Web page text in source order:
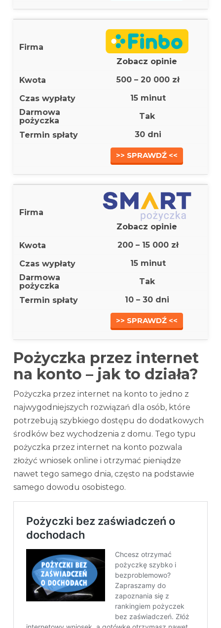
Zobacz opinie
500 – 20 000 zł
15 minut
Tak
30 dni
>> SPRAWDŹ <<
Zobacz opinie
200 – 15 000 zł
15 minut
Tak
10 – 30 dni
>> SPRAWDŹ <<
Pożyczka przez internet
na konto – jak to działa?
Pożyczka przez internet na konto to jedno z
najwygodniejszych rozwiązań dla osób, które
potrzebują szybkiego dostępu do dodatkowych
środków bez wychodzenia z domu. Tego typu
pożyczka przez internet na konto pozwala
złożyć wniosek online i otrzymać pieniądze
nawet tego samego dnia, często na podstawie
samego dowodu osobistego.